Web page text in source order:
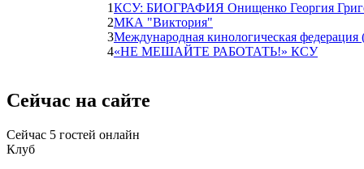
1КСУ: БИОГРАФИЯ Онищенко Георгия
2МКА "Виктория"
3Международная кинологическая федерация
4«НЕ МЕШАЙТЕ РАБОТАТЬ!» КСУ
Сейчас на сайте
Сейчас 5 гостей онлайн
Клуб